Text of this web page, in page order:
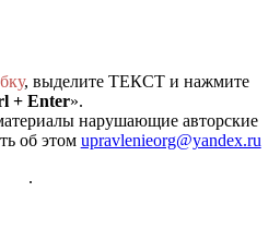
, выделите ТЕКСТ и нажмите
+ Enter».
нарушающие авторские
об этом upravlenieorg@yandex.ru
.